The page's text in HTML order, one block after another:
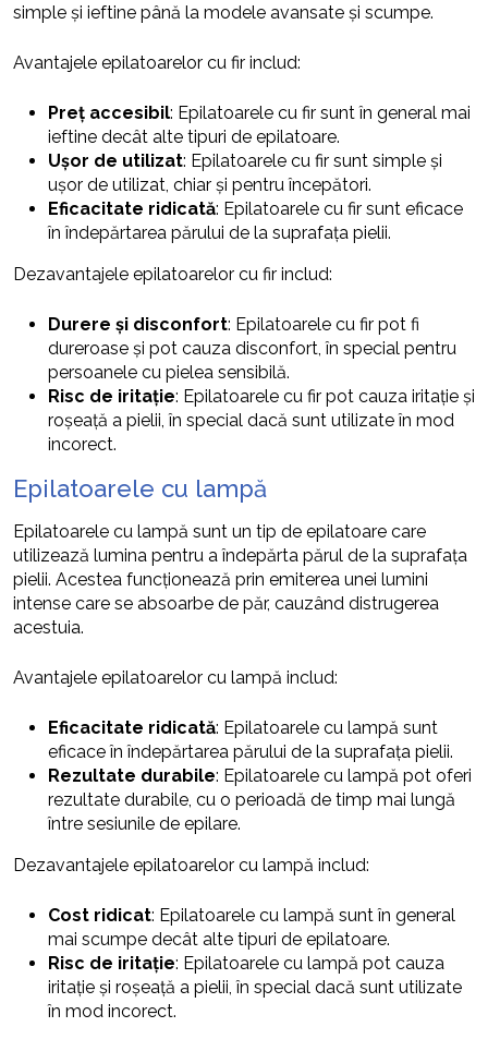
simple și ieftine până la modele avansate și scumpe.
Avantajele epilatoarelor cu fir includ:
Preț accesibil: Epilatoarele cu fir sunt în general mai
ieftine decât alte tipuri de epilatoare.
Ușor de utilizat: Epilatoarele cu fir sunt simple și
ușor de utilizat, chiar și pentru începători.
Eficacitate ridicată: Epilatoarele cu fir sunt eficace
în îndepărtarea părului de la suprafața pielii.
Dezavantajele epilatoarelor cu fir includ:
Durere și disconfort: Epilatoarele cu fir pot fi
dureroase și pot cauza disconfort, în special pentru
persoanele cu pielea sensibilă.
Risc de iritație: Epilatoarele cu fir pot cauza iritație și
roșeață a pielii, în special dacă sunt utilizate în mod
incorect.
Epilatoarele cu lampă
Epilatoarele cu lampă sunt un tip de epilatoare care
utilizează lumina pentru a îndepărta părul de la suprafața
pielii. Acestea funcționează prin emiterea unei lumini
intense care se absoarbe de păr, cauzând distrugerea
acestuia.
Avantajele epilatoarelor cu lampă includ:
Eficacitate ridicată: Epilatoarele cu lampă sunt
eficace în îndepărtarea părului de la suprafața pielii.
Rezultate durabile: Epilatoarele cu lampă pot oferi
rezultate durabile, cu o perioadă de timp mai lungă
între sesiunile de epilare.
Dezavantajele epilatoarelor cu lampă includ:
Cost ridicat: Epilatoarele cu lampă sunt în general
mai scumpe decât alte tipuri de epilatoare.
Risc de iritație: Epilatoarele cu lampă pot cauza
iritație și roșeață a pielii, în special dacă sunt utilizate
în mod incorect.